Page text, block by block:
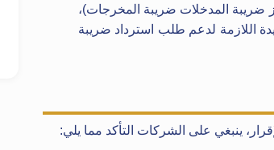
ضريبة المدخلات ضريبة المخرجات)،
اللازمة لدعم طلب استرداد ضريبة
ينبغي على الشركات التأكد مما يلي: